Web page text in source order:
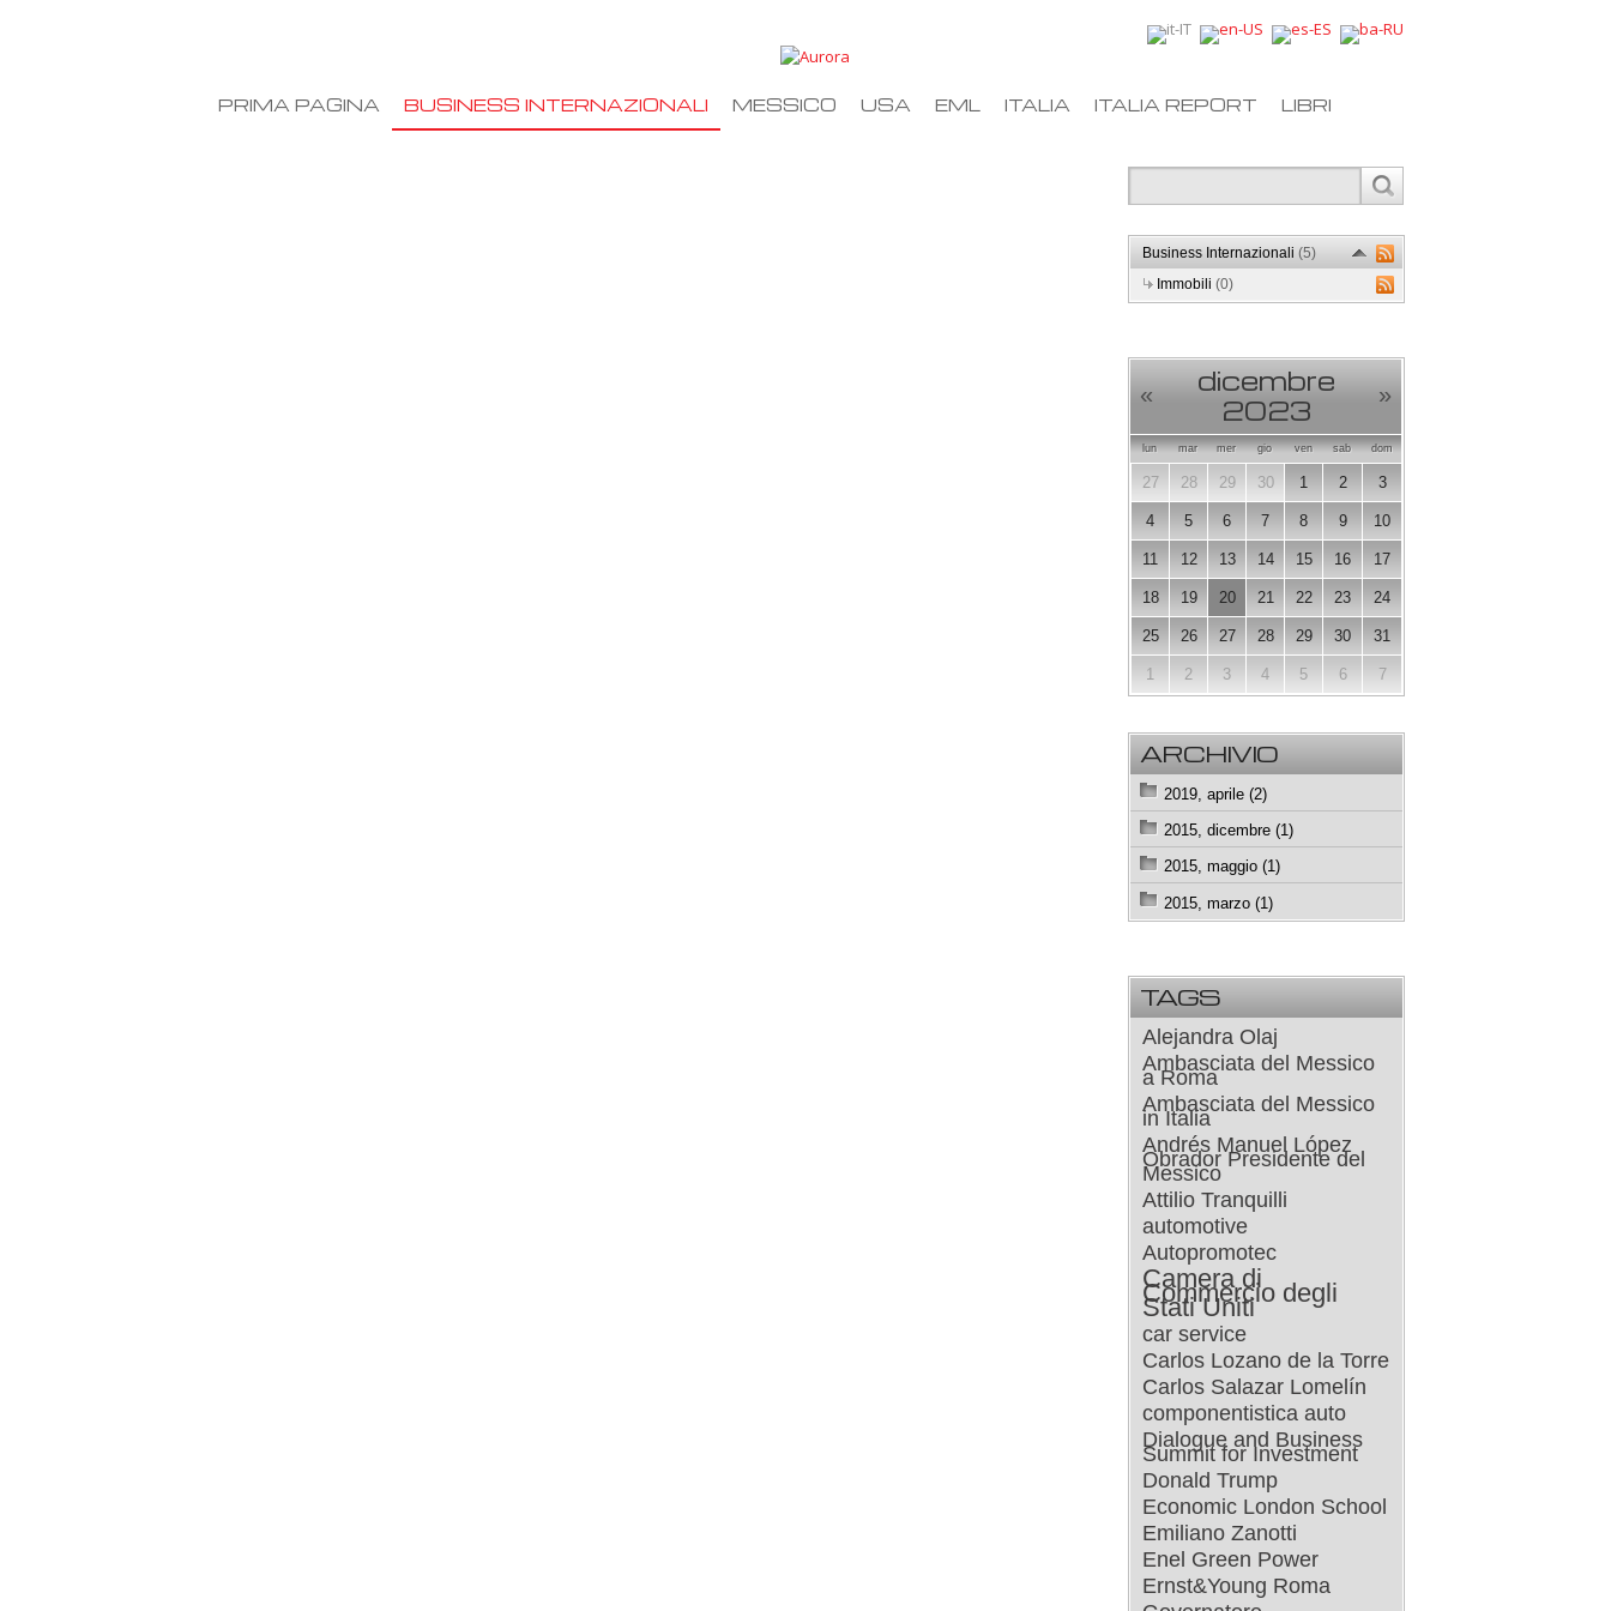
PRIMA PAGINA BUSINESS INTERNAZIONALI MESSICO USA EML ITALIA ITALIA REPORT LIBRI
Business Internazionali(5)
Immobili(0)
«
dicembre
2023
»
lun mar mer gio ven sab dom
27 28 29 30 1 2 3
4 5 6 7 8 9 10
11 12 13 14 15 16 17
18 19 20 21 22 23 24
25 26 27 28 29 30 31
1 2 3 4 5 6 7
ARCHIVIO
2019, aprile (2)
2015, dicembre (1)
2015, maggio (1)
2015, marzo (1)
TAGS
Alejandra Olaj
Ambasciata del Messico
a Roma
Ambasciata del Messico
in Italia
Andrés Manuel López
Obrador Presidente del
Messico
Attilio Tranquilli
automotive
Autopromotec
Camera di
Commercio degli
Stati Uniti
car service
Carlos Lozano de la Torre
Carlos Salazar Lomelín
componentistica auto
Dialogue and Business
Summit for Investment
Donald Trump
Economic London School
Emiliano Zanotti
Enel Green Power
Ernst&Young Roma